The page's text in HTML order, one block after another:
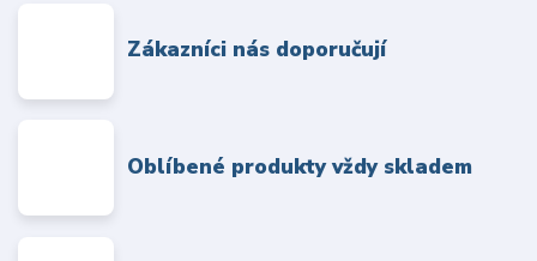
Zákazníci nás doporučují
Oblíbené produkty vždy skladem